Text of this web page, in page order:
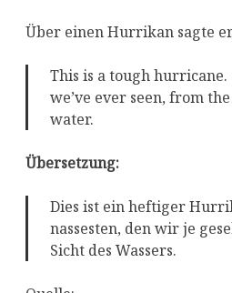
Über einen Hurrikan sagte
This is a tough
we’ve ever seen, from
water.
Übersetzung:
Dies ist ein heftiger
nassesten, den wir je
Sicht des Wassers.